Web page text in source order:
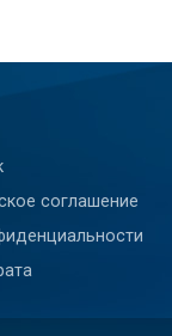
соглашение